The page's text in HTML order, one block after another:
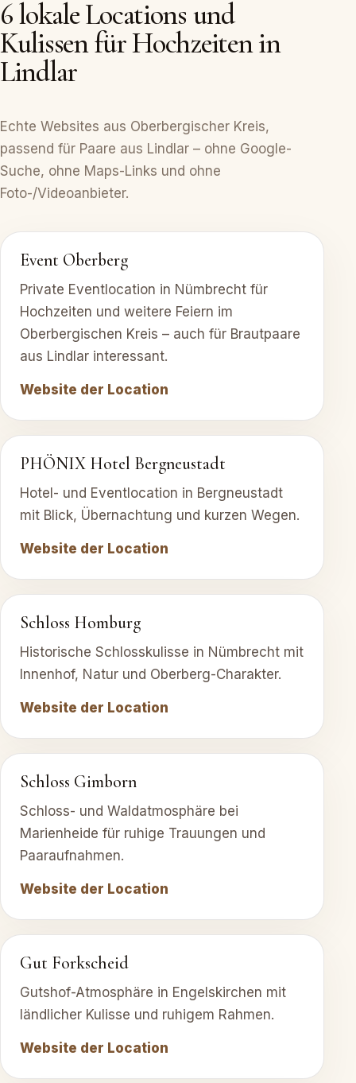
6 lokale Locations und
Kulissen für Hochzeiten in
Lindlar
Echte Websites aus Oberbergischer Kreis,
passend für Paare aus Lindlar – ohne Google-
Suche, ohne Maps-Links und ohne
Foto-/Videoanbieter.
Event Oberberg
Private Eventlocation in Nümbrecht für
Hochzeiten und weitere Feiern im
Oberbergischen Kreis – auch für Brautpaare
aus Lindlar interessant.
Website der Location
PHÖNIX Hotel Bergneustadt
Hotel- und Eventlocation in Bergneustadt
mit Blick, Übernachtung und kurzen Wegen.
Website der Location
Schloss Homburg
Historische Schlosskulisse in Nümbrecht mit
Innenhof, Natur und Oberberg-Charakter.
Website der Location
Schloss Gimborn
Schloss- und Waldatmosphäre bei
Marienheide für ruhige Trauungen und
Paaraufnahmen.
Website der Location
Gut Forkscheid
Gutshof-Atmosphäre in Engelskirchen mit
ländlicher Kulisse und ruhigem Rahmen.
Website der Location